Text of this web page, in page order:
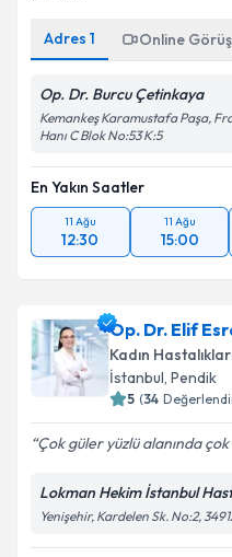
Adres 1 Online
Op. Dr. Burcu Çetinkaya
Kemankeş Karamustafa Paşa,
Hanı C Blok No:53 K:5
En Yakın Saatler
11 Ağu
12:30
11 Ağu
15:00
Op. Dr. Elif
Kadın
İstanbul, Pendik
5 (34
Çok güler yüzlü alanında
Lokman Hekim İstanbul
Yenişehir, Kardelen Sk. No:2,